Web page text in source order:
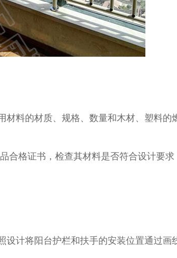
料的材质、规格、数量和木材、塑料的
格证书，检查其材料是否符合设计要求
计将阳台护栏和扶手的安装位置通过画